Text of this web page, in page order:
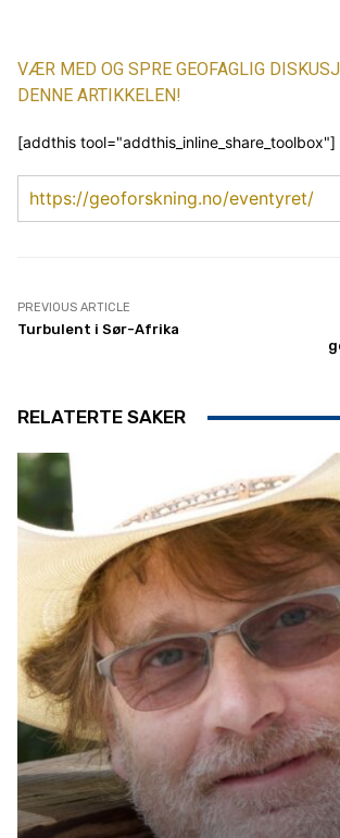
VÆR MED OG SPRE GEOFAGLIG
DENNE ARTIKKELEN!
[addthis tool="addthis_inline_share_toolbox"]
https://geoforskning.no/eventyret/
PREVIOUS ARTICLE
Turbulent i Sør-Afrika
RELATERTE SAKER